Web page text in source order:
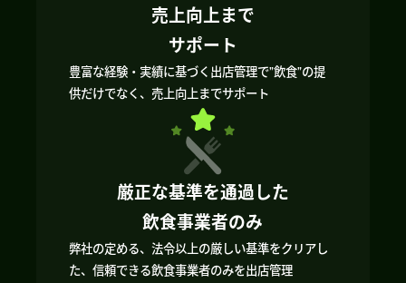
売上向上まで
サポート
豊富な経験・実績に基づく出店管理で”飲食”の提
供だけでなく、売上向上までサポート
厳正な基準を通過した
飲食事業者のみ
弊社の定める、法令以上の厳しい基準をクリアし
た、信頼できる飲食事業者のみを出店管理